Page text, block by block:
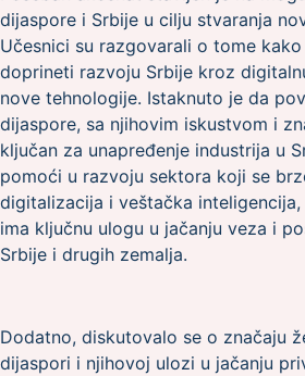
dijaspore i Srbije u cilju stvaranja
Učesnici su razgovarali o tome
doprineti razvoju Srbije kroz
nove tehnologije. Istaknuto je da
dijaspore, sa njihovim iskustvom i
ključan za unapređenje industrija u
pomoći u razvoju sektora koji se
digitalizacija i veštačka
ima ključnu ulogu u jačanju veza i
Srbije i drugih zemalja.
Dodatno, diskutovalo se o značaju
dijaspori i njihovoj ulozi u jačanju